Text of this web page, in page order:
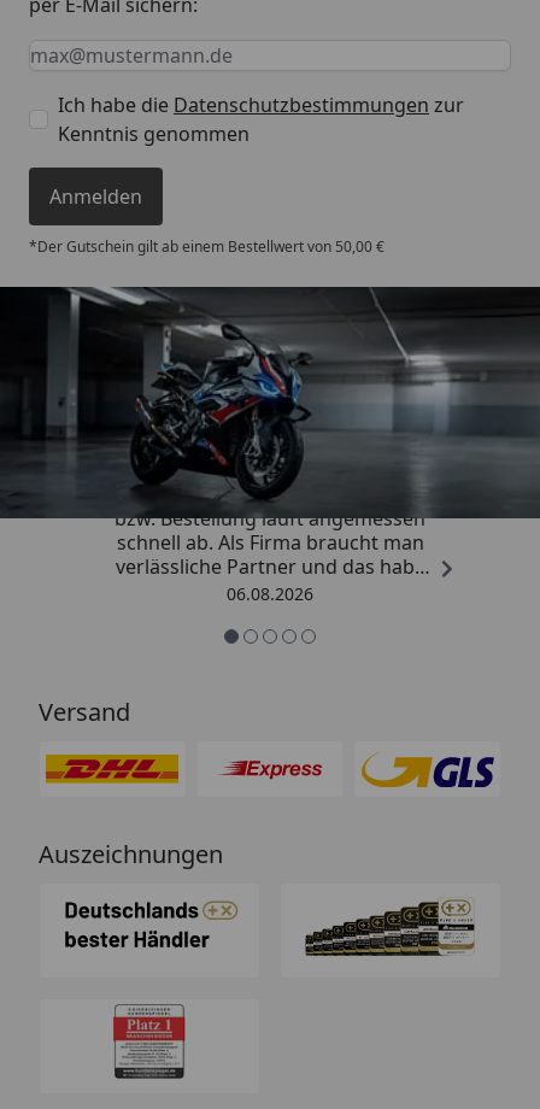
Keine Eingabe erforderlich
Eingabe erforderlich
E-Mail *
Ich habe die Datenschutzbestimmungen zur
Kenntnis genommen
Anmelden
*Der Gutschein gilt ab einem Bestellwert von 50,00 €
Trusted Shops
4,85/ 5
„Die Abwicklung eines Auftrages
bzw. Bestellung läuft angemessen
schnell ab. Als Firma braucht man
verlässliche Partner und das habe
ich hier gefunden.“
06.08.2026
Versand
Auszeichnungen